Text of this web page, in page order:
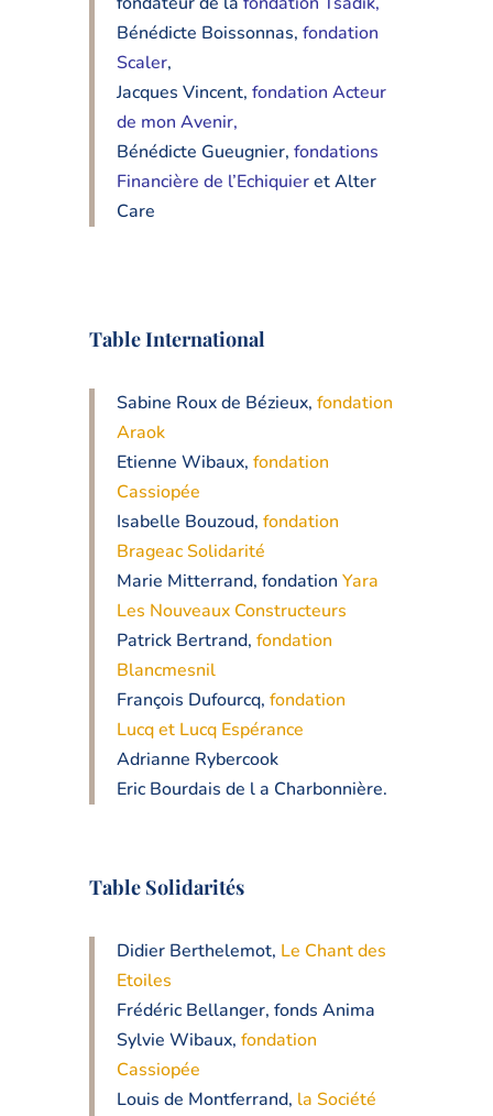
Bénédicte Boissonnas, fondation
Scaler,
Jacques Vincent, fondation Acteur
de mon Avenir,
Bénédicte Gueugnier, fondations
Financière de l’Echiquieret Alter
Care
Table International
Sabine Roux de Bézieux, fondation
Araok
Etienne Wibaux, fondation
Cassiopée
Isabelle Bouzoud, fondation
Brageac Solidarité
Marie Mitterrand, fondation Yara
Les Nouveaux Constructeurs
Patrick Bertrand, fondation
Blancmesnil
François Dufourcq, fondation
Lucq et Lucq Espérance
Adrianne Rybercook
Eric Bourdais de l a Charbonnière.
Table Solidarités
Didier Berthelemot, Le Chant des
Etoiles
Frédéric Bellanger, fonds Anima
Sylvie Wibaux, fondation
Cassiopée
Louis de Montferrand, la Société